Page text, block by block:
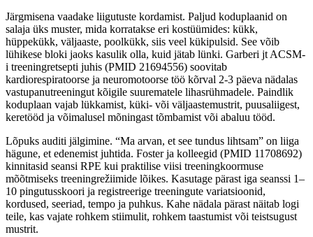
Järgmisena vaadake liigutuste kordamist. Paljud koduplaanid on
salaja üks muster, mida korratakse eri kostüümides: kükk,
hüppekükk, väljaaste, poolkükk, siis veel kükipulsid. See võib
lühikese bloki jaoks kasulik olla, kuid jätab lünki. Garberi jt ACSM-
i treeningretsepti juhis (PMID 21694556) soovitab
kardiorespiratoorse ja neuromotoorse töö kõrval 2-3 päeva nädalas
vastupanutreeningut kõigile suurematele lihasrühmadele. Paindlik
koduplaan vajab lükkamist, küki- või väljaastemustrit, puusaliigest,
keretööd ja võimalusel mõningast tõmbamist või abaluu tööd.
Lõpuks auditi jälgimine. “Ma arvan, et see tundus lihtsam” on liiga
hägune, et edenemist juhtida. Foster ja kolleegid (PMID 11708692)
kinnitasid seansi RPE kui praktilise viisi treeningkoormuse
mõõtmiseks treeningrežiimide lõikes. Kasutage pärast iga seanssi 1–
10 pingutusskoori ja registreerige treeningute variatsioonid,
kordused, seeriad, tempo ja puhkus. Kahe nädala pärast näitab logi
teile, kas vajate rohkem stiimulit, rohkem taastumist või teistsugust
mustrit.